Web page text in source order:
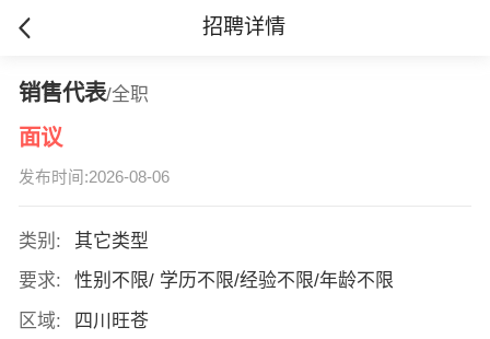
招聘详情
销售代表/全职
面议
发布时间:2026-08-06
类别:
其它类型
要求:
性别不限/ 学历不限/经验不限/年龄不限
区域:
四川旺苍